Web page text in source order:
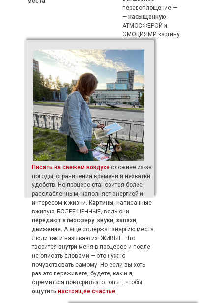
перевоплощение —
— насыщенную
АТМОСФЕРОЙ и
ЭМОЦИЯМИ картину.
Писать на свежем воздухе сложнее из-за
погоды, ограничения времени и нехватки
удобств. Но процесс становится более
расслабленным, наполняет энергией и
интересом к жизни. Картины, написанные
вживую, БОЛЕЕ ЦЕННЫЕ, ведь они
передают атмосферу: звуки, запахи,
движения. А еще содержат энергию места.
Люди так и называю их: ЖИВЫЕ. Что
творится внутри меня в процессе и после
не описать словами — это нужно
почувствовать самому. Но если вы хоть
раз это переживете, будете, как и я,
стремиться повторить этот опыт, чтобы
ощутить настоящее счастье.